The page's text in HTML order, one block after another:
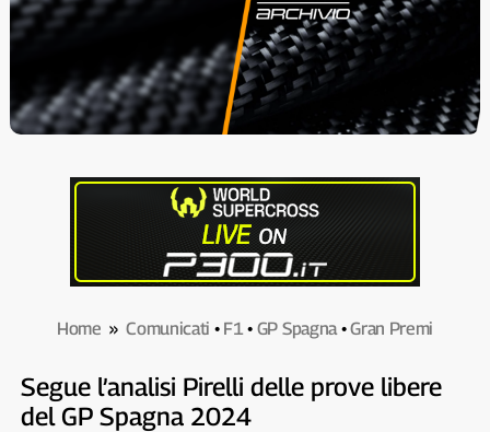
Home »Comunicati • F1• GP Spagna•Gran Premi
Segue l’analisi Pirelli delle prove libere
del GP Spagna 2024